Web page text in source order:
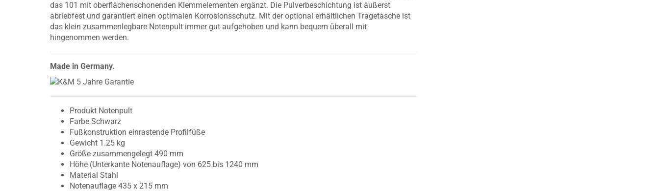
das 101 mit oberflächenschonenden Klemmelementen ergänzt. Die Pulverbeschichtung ist äußerst
abriebfest und garantiert einen optimalen Korrosionsschutz. Mit der optional erhältlichen Tragetasche ist
das klein zusammenlegbare Notenpult immer gut aufgehoben und kann bequem überall mit
hingenommen werden.
Made in Germany.
Produkt Notenpult
Farbe Schwarz
Fußkonstruktion einrastende Profilfüße
Gewicht 1.25 kg
Größe zusammengelegt 490 mm
Höhe (Unterkante Notenauflage) von 625 bis 1240 mm
Material Stahl
Notenauflage 435 x 215 mm